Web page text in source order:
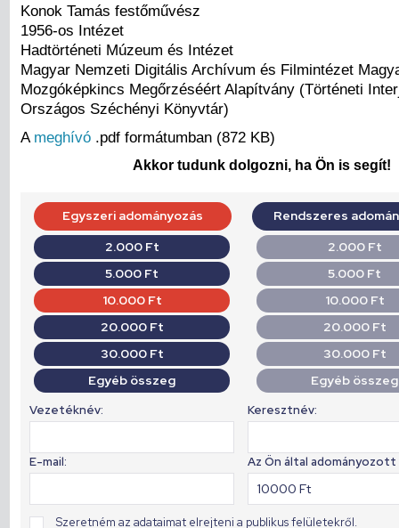
Konok Tamás festőművész
1956-os Intézet
Hadtörténeti Múzeum és Intézet
Magyar Nemzeti Digitális Archívum és Filmintézet
Mozgóképkincs Megőrzéséért Alapítvány (Történeti
Országos Széchényi Könyvtár)
A meghívó .pdf formátumban (872 KB)
Akkor tudunk dolgozni, ha Ön is segít!